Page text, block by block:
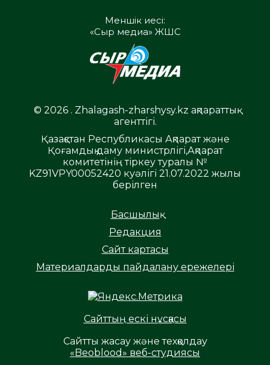
Меншік иесі:
«Сыр медиа» ЖШС
© 2026 . Zhalagash-zharshysy.kz ақпараттық
агенттігі.
Қазақстан Республикасы Ақпарат және
Қоғамдық даму министрлігі,Ақпарат
комитетінің тіркеу туралы №
KZ91VPY00052420 куәлігі 21.07.2022 жылы
берілген
Басшылық
Редакция
Сайт картасы
Материалдарды пайдалану ережелері
Сайттың ескі нұсқасы
Сайтты жасау және техқолдау
«Beoblood» веб-студиясы